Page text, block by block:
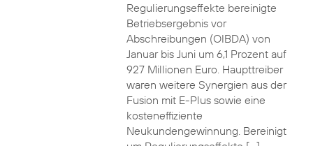
Regulierungseffekte bereinigte
Betriebsergebnis vor
Abschreibungen (OIBDA) von
Januar bis Juni um 6,1 Prozent auf
927 Millionen Euro. Haupttreiber
waren weitere Synergien aus der
Fusion mit E-Plus sowie eine
kosteneffiziente
Neukundengewinnung. Bereinigt